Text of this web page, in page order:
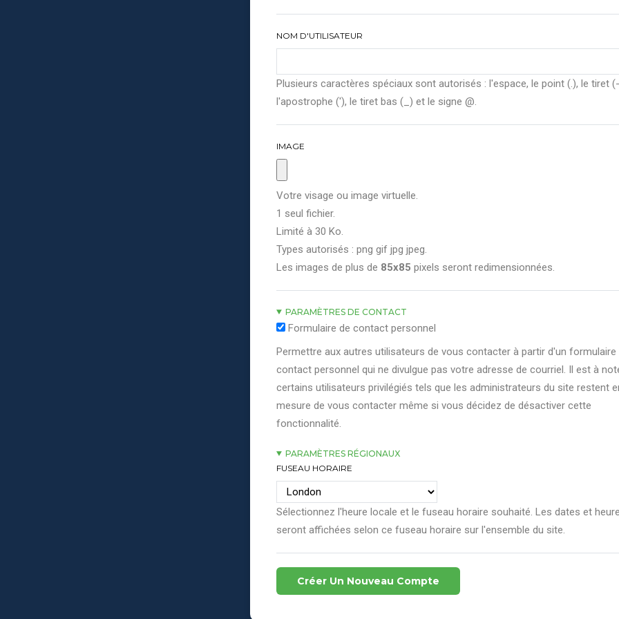
NOM D'UTILISATEUR
Plusieurs caractères spéciaux sont autorisés : l'espace, le point (.), le tiret
l'apostrophe ('), le tiret bas (_) et le signe @.
IMAGE
Votre visage ou image virtuelle.
1 seul fichier.
Limité à 30 Ko.
Types autorisés : png gif jpg jpeg.
Les images de plus de 85x85 pixels seront redimensionnées.
PARAMÈTRES DE CONTACT
Formulaire de contact personnel
Permettre aux autres utilisateurs de vous contacter à partir d'un formulaire
contact personnel qui ne divulgue pas votre adresse de courriel. Il est à
certains utilisateurs privilégiés tels que les administrateurs du site restent
mesure de vous contacter même si vous décidez de désactiver cette
fonctionnalité.
PARAMÈTRES RÉGIONAUX
FUSEAU HORAIRE
Sélectionnez l'heure locale et le fuseau horaire souhaité. Les dates et
seront affichées selon ce fuseau horaire sur l'ensemble du site.